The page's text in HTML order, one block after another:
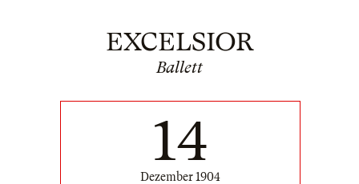
EXCELSIOR
Ballett
14
Dezember 1904